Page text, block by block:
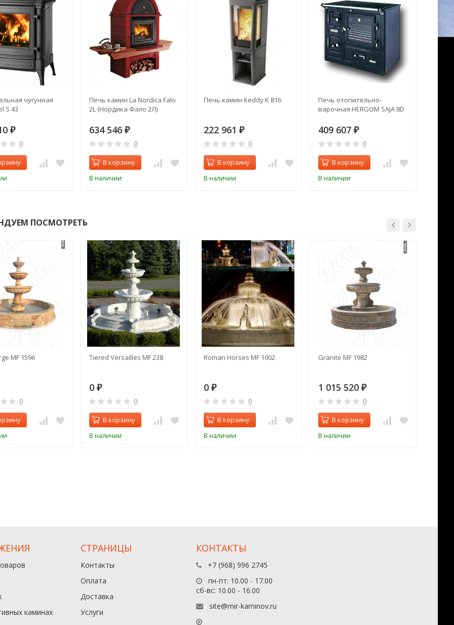
чугунная
S 43
₽
0
Печь камин La Nordica Falo
2L (Нордика Фало 2Л)
634 546 ₽
0
В корзину
В наличии
Печь камин Keddy K 816
222 961 ₽
0
В корзину
В наличии
Печь отопительно-
варочная HERGOM SAJA 8D
409 607 ₽
0
В корзину
В наличии
ПОСМОТРЕТЬ
MF 1596
0
Tiered Versailles MF 238
0 ₽
0
В корзину
В наличии
Roman Horses MF 1002
0 ₽
0
В корзину
В наличии
Granite MF 1982
1 015 520 ₽
0
В корзину
В наличии
каминах
СТРАНИЦЫ
Контакты
Оплата
Доставка
Услуги
КОНТАКТЫ
+7 (968) 996 2745
пн-пт: 10.00 - 17.00
сб-вс: 10.00 - 16.00
site@mir-kaminov.ru